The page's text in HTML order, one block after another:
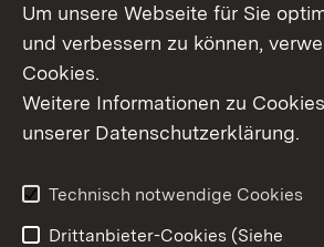
Erklärung zur
Um unsere Webseite für Sie
und verbessern zu können,
Cookies.
Weitere Informationen zu
unserer Datenschutzerklärung.
Technisch notwendige Cookies
Drittanbieter-Cookies (Siehe